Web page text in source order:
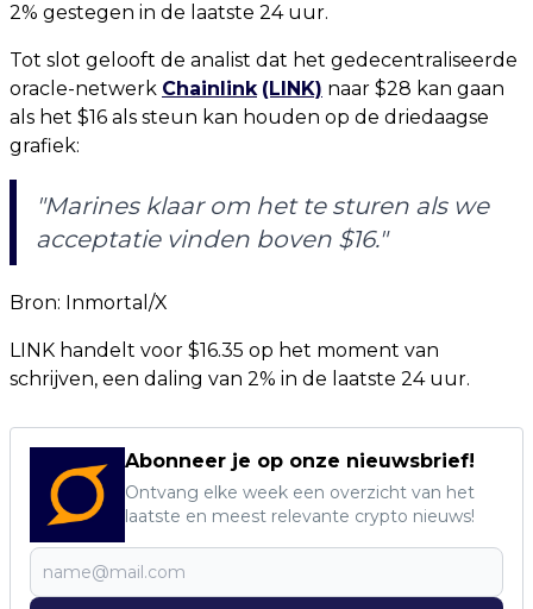
2% gestegen in de laatste 24 uur.
Tot slot gelooft de analist dat het gedecentraliseerde
oracle-netwerk Chainlink (LINK) naar $28 kan gaan
als het $16 als steun kan houden op de driedaagse
grafiek:
"Marines klaar om het te sturen als we
acceptatie vinden boven $16."
Bron: Inmortal/X
LINK handelt voor $16.35 op het moment van
schrijven, een daling van 2% in de laatste 24 uur.
Abonneer je op onze nieuwsbrief!
Ontvang elke week een overzicht van het
laatste en meest relevante crypto nieuws!